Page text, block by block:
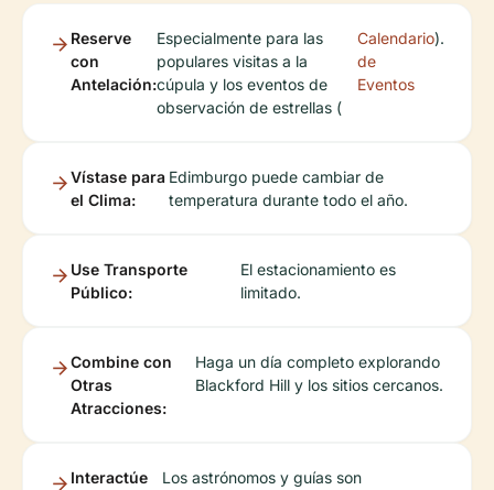
Reserve
con
Antelación:
Especialmente para las
populares visitas a la
cúpula y los eventos de
observación de estrellas (
Calendario
de
Eventos
).
Vístase para
el Clima:
Edimburgo puede cambiar de
temperatura durante todo el año.
Use Transporte
Público:
El estacionamiento es
limitado.
Combine con
Otras
Atracciones:
Haga un día completo explorando
Blackford Hill y los sitios cercanos.
Interactúe
Los astrónomos y guías son